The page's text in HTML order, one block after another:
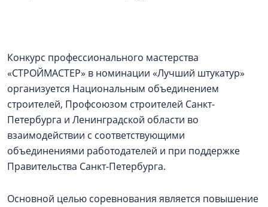
Конкурс профессионального мастерства
«СТРОЙМАСТЕР» в номинации «Лучший штукатур»
организуется Национальным объединением
строителей, Профсоюзом строителей Санкт-
Петербурга и Ленинградской области во
взаимодействии с соответствующими
объединениями работодателей и при поддержке
Правительства Санкт-Петербурга.
Основной целью соревнования является повышение